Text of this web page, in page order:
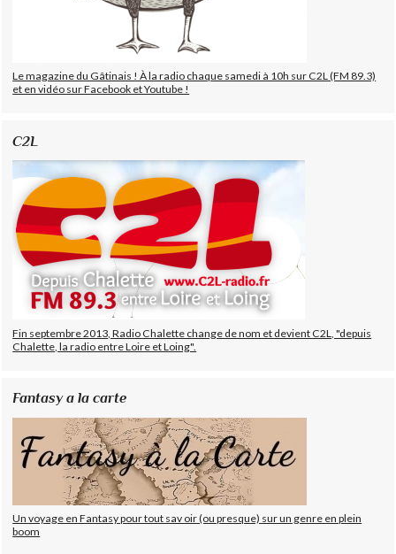
Le magazine du Gâtinais ! À la radio chaque samedi à 10h sur C2L (FM 89.3)
et en vidéo sur Facebook et Youtube !
C2L
Fin septembre 2013, Radio Chalette change de nom et devient C2L, "depuis
Chalette, la radio entre Loire et Loing".
Fantasy a la carte
Un voyage en Fantasy pour tout sav oir (ou presque) sur un genre en plein
boom